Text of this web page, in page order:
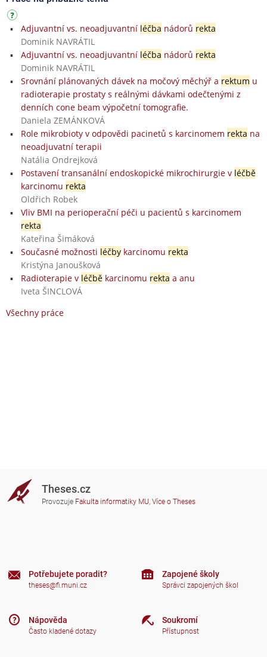
Adjuvantní vs. neoadjuvantní léčba nádorů rekta
Dominik NAVRÁTIL
Adjuvantní vs. neoadjuvantní léčba nádorů rekta
Dominik NAVRÁTIL
Srovnání plánovaných dávek na močový měchýř a rektum u
radioterapie prostaty s reálnými dávkami odečtenými z
denních cone beam výpočetní tomografie.
Daniela ZEMÁNKOVÁ
Role mikrobioty v odpovědi pacinetů s karcinomem rekta na
neoadjuvatní terapii
Natália Ondrejková
Postavení transanální endoskopické mikrochirurgie v léčbě
karcinomu rekta
Oldřich Robek
Vliv BMI na perioperační péči u pacientů s karcinomem
rekta
Kateřina Šimáková
Současné možnosti léčbykarcinomu rekta
Kristýna Janoušková
Radioterapie v léčběkarcinomu rekta a anu
Iveta ŠINCLOVÁ
Všechny práce
Theses.cz
Provozuje Fakulta informatiky MU, Více o Theses
Potřebujete poradit?
theses@fi.muni.cz
Nápověda
Často kladené dotazy
Zapojené školy
Správci zapojených škol
Soukromí
Přístupnost